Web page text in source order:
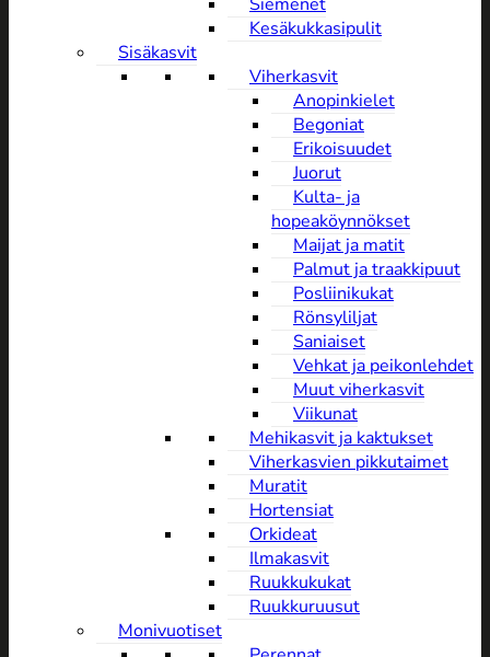
Kesäkukkasipulit
Sisäkasvit
Viherkasvit
Anopinkielet
Begoniat
Erikoisuudet
Juorut
Kulta- ja
hopeaköynnökset
Maijat ja matit
Palmut ja traakkipuut
Posliinikukat
Rönsyliljat
Saniaiset
Vehkat ja peikonlehdet
Muut viherkasvit
Viikunat
Mehikasvit ja kaktukset
Viherkasvien pikkutaimet
Muratit
Hortensiat
Orkideat
Ilmakasvit
Ruukkukukat
Ruukkuruusut
Monivuotiset